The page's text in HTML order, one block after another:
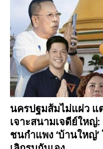
นครปฐมส้มไม่แผ่ว
เจาะสนามเจดีย์ใหญ่:
ชนกำแพง ‘บ้านใหญ่